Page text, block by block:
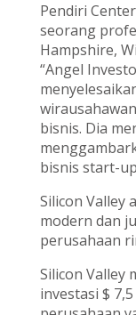
Pendiri
seorang
Hampshire,
“Angel
bisnis. Dia
bisnis start-
Silicon Valley
modern dan
perusahaan
Silicon Valley
investasi $